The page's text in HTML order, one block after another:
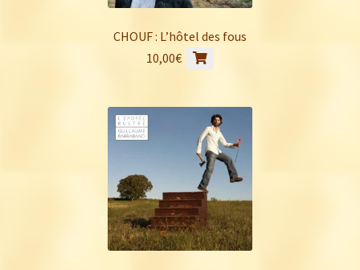
CHOUF : L’hôtel des fous
10,00€